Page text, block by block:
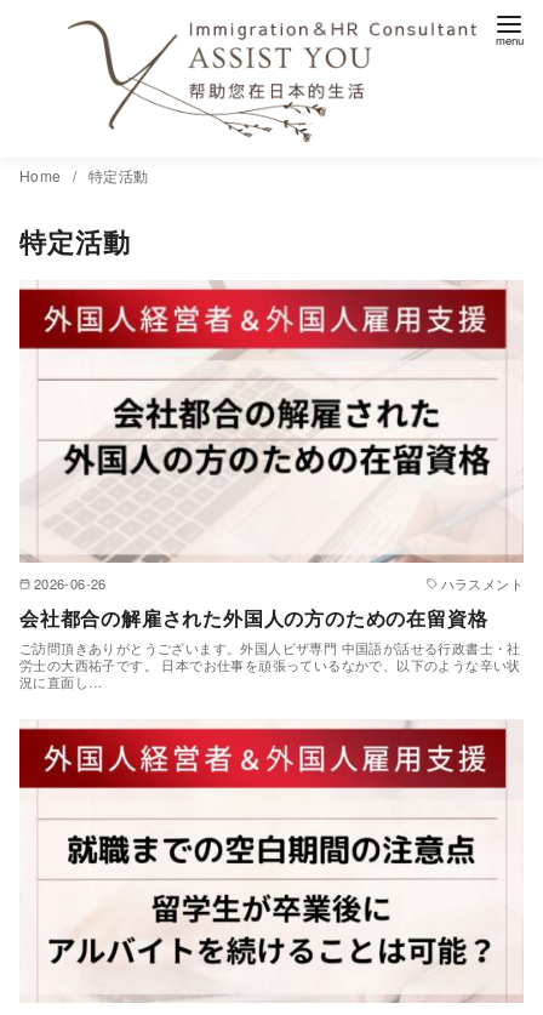
Home 特定活動
特定活動
2026-06-26 ハラスメント
会社都合の解雇された外国人の方のための在留資格
ご訪問頂きありがとうございます。外国人ビザ専門 中国語が話せる行政書士・社
労士の大西祐子です。 日本でお仕事を頑張っているなかで、以下のような辛い状
況に直面し…